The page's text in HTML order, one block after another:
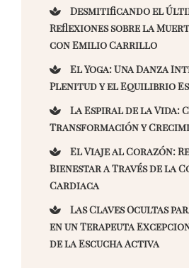
Desmitificando el
Reflexiones sobre la
con Emilio Carrillo
El Yoga: Una Danza
Plenitud y el Equilibrio
La Espiral de la Vida:
Transformación y
El Viaje al Corazón:
Bienestar a Través de la
Cardiaca
Las Claves Ocultas
en un Terapeuta
de la Escucha Activa